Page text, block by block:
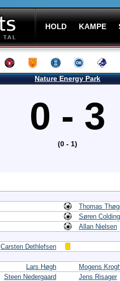
HOLD KAMPE
Nature Energy Park
0 - 3
(0 - 1)
Thomas
Søren Colding
Allan Nielsen
Carsten Dethlefsen
Lars Høgh
Mogens
Steen Nedergaard
Jens Risager